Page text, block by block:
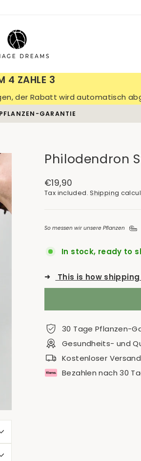
4 ZAHLE 3
der Rabatt wird automatisch
Pause
GARANTIE
Philodendron
Regular
price
€19,90
Tax included.Shipping
So messen wir unsere Pflanzen
In stock, ready to
➜ This is how
30 Tage Pflanzen-
Gesundheits- und
Kostenloser
Bezahlen nach 30